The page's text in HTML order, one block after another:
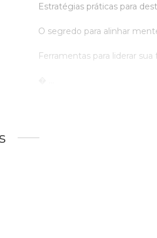
Estratégias práticas para
O segredo para alinhar
Ferramentas para liderar